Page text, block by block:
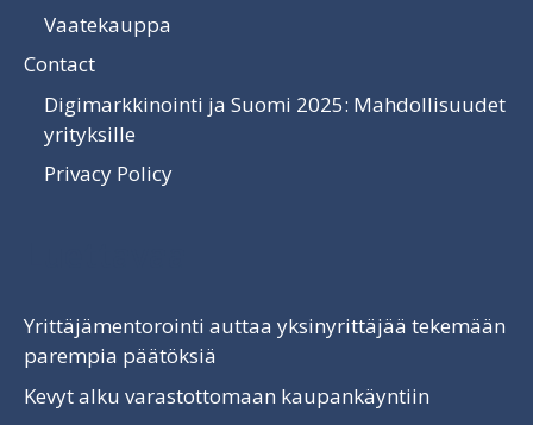
Vaatekauppa
Contact
Digimarkkinointi ja Suomi 2025: Mahdollisuudet
yrityksille
Privacy Policy
Yrittäjämentorointi auttaa yksinyrittäjää tekemään
parempia päätöksiä
Kevyt alku varastottomaan kaupankäyntiin